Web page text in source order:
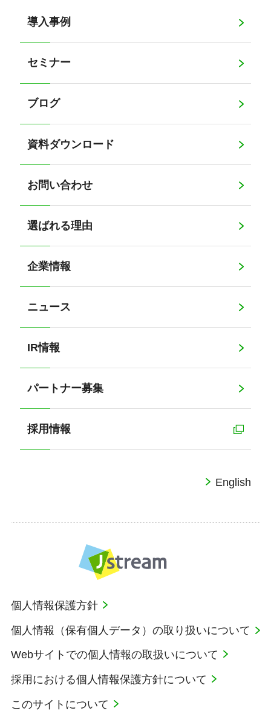
導入事例
セミナー
ブログ
資料ダウンロード
お問い合わせ
選ばれる理由
企業情報
ニュース
IR情報
パートナー募集
採用情報
English
個人情報保護方針
個人情報（保有個人データ）の取り扱いについて
Webサイトでの個人情報の取扱いについて
採用における個人情報保護方針について
このサイトについて